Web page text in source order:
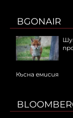
BGONAIR
Късна емисия